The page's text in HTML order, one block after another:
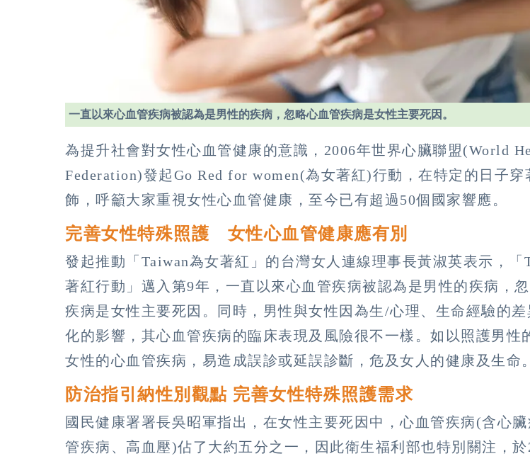
一直以來心血管疾病被認為是男性的疾病，忽略心血管疾病是女性主要死因。
為提升社會對女性心血管健康的意識，2006年世界心臟聯盟(World
Federation)發起Go Red for women(為女著紅)行動，在特定的日子穿
飾，呼籲大家重視女性心血管健康，至今已有超過50個國家響應。
完善女性特殊照護 女性心血管健康應有別
發起推動「Taiwan為女著紅」的台灣女人連線理事長黃淑英表示，「
著紅行動」邁入第9年，一直以來心血管疾病被認為是男性的疾病，
疾病是女性主要死因。同時，男性與女性因為生/心理、生命經驗的差
化的影響，其心血管疾病的臨床表現及風險很不一樣。如以照護男性
女性的心血管疾病，易造成誤診或延誤診斷，危及女人的健康及生命。
防治指引納性別觀點 完善女性特殊照護需求
國民健康署署長吳昭軍指出，在女性主要死因中，心血管疾病(含心臟
管疾病、高血壓)佔了大約五分之一，因此衛生福利部也特別關注，於